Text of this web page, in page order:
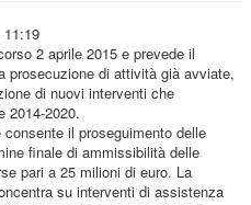
2 aprile 2015 e prevede il
prosecuzione di attività già avviate,
di nuovi interventi che
2014-2020.
il proseguimento delle
finale di ammissibilità delle
pari a 25 milioni di euro. La
su interventi di assistenza